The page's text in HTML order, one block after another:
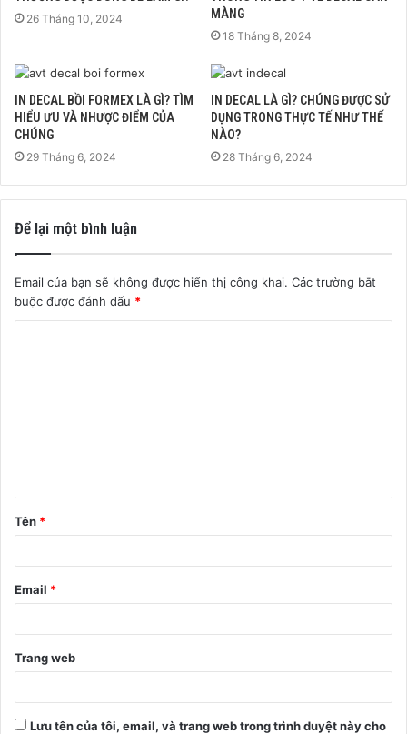
26 Tháng 10, 2024
MÀNG
18 Tháng 8, 2024
IN DECAL BỒI FORMEX LÀ GÌ? TÌM
HIỂU ƯU VÀ NHƯỢC ĐIỂM CỦA
CHÚNG
29 Tháng 6, 2024
IN DECAL LÀ GÌ? CHÚNG ĐƯỢC SỬ
DỤNG TRONG THỰC TẾ NHƯ THẾ
NÀO?
28 Tháng 6, 2024
Để lại một bình luận
Email của bạn sẽ không được hiển thị công khai. Các trường bắt
buộc được đánh dấu *
ậ
n
Tên *
Email *
Trang web
Lưu tên của tôi, email, và trang web trong trình duyệt này cho